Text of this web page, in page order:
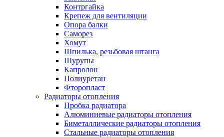
Контргайка
Крепеж для вентиляции
Опора балки
Саморез
Хомут
Шпилька, резьбовая штанга
Шурупы
Капролон
Полиуретан
Фторопласт
Радиаторы отопления
Пробка радиатора
Алюминиевые радиаторы отопления
Биметаллические радиаторы отопления
Стальные радиаторы отопления